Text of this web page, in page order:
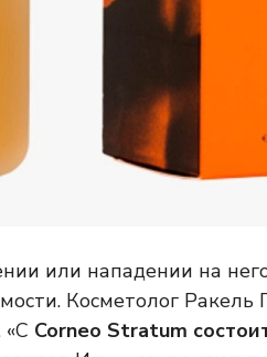
или нападении на
Косметолог Ракель
«С Corneo Stratum